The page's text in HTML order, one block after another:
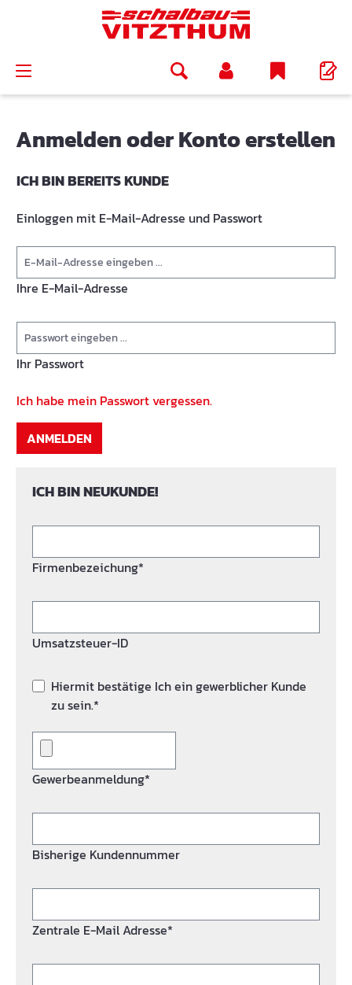
Anmelden oder Konto erstellen
ICH BIN BEREITS KUNDE
Einloggen mit E-Mail-Adresse und Passwort
Ihre E-Mail-Adresse
Ihr Passwort
Ich habe mein Passwort vergessen.
ANMELDEN
ICH BIN NEUKUNDE!
Firmenbezeichung*
Umsatzsteuer-ID
Hiermit bestätige Ich ein gewerblicher Kunde
zu sein.*
Gewerbeanmeldung*
Bisherige Kundennummer
Zentrale E-Mail Adresse*